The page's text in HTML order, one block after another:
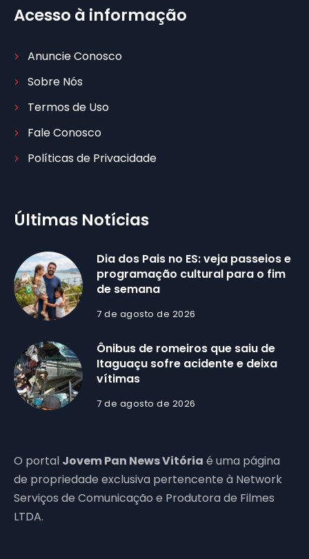
Acesso à informação
Anuncie Conosco
Sobre Nós
Termos de Uso
Fale Conosco
Políticas de Privacidade
Últimas Notícias
Dia dos Pais no ES: veja passeios e
programação cultural para o fim
de semana
7 de agosto de 2026
Ônibus de romeiros que saiu de
Itaguaçu sofre acidente e deixa
vítimas
7 de agosto de 2026
O portal Jovem Pan News Vitória é uma página
de propriedade exclusiva pertencente à Network
Serviços de Comunicação e Produtora de Filmes
LTDA.